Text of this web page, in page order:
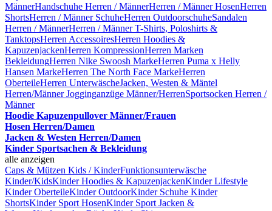
MännerHandschuhe Herren / MännerHerren / Männer HosenHerren
ShortsHerren / Männer SchuheHerren OutdoorschuheSandalen
Herren / MännerHerren / Männer T-Shirts, Poloshirts &
TanktopsHerren AccessoiresHerren Hoodies &
KapuzenjackenHerren KompressionHerren Marken
BekleidungHerren Nike Swoosh MarkeHerren Puma x Helly
Hansen MarkeHerren The North Face MarkeHerren
OberteileHerren UnterwäscheJacken, Westen & Mäntel
Herren/MännerJogginganzüge Männer/HerrenSportsocken Herren /
Männer
Hoodie Kapuzenpullover Männer/Frauen
Hosen Herren/Damen
Jacken & Westen Herren/Damen
Kinder Sportsachen & Bekleidung
alle anzeigen
Caps & Mützen Kids / KinderFunktionsunterwäsche
Kinder/KidsKinder Hoodies & KapuzenjackenKinder Lifestyle
Kinder OberteileKinder OutdoorKinder Schuhe Kinder
ShortsKinder Sport HosenKinder Sport Jacken &